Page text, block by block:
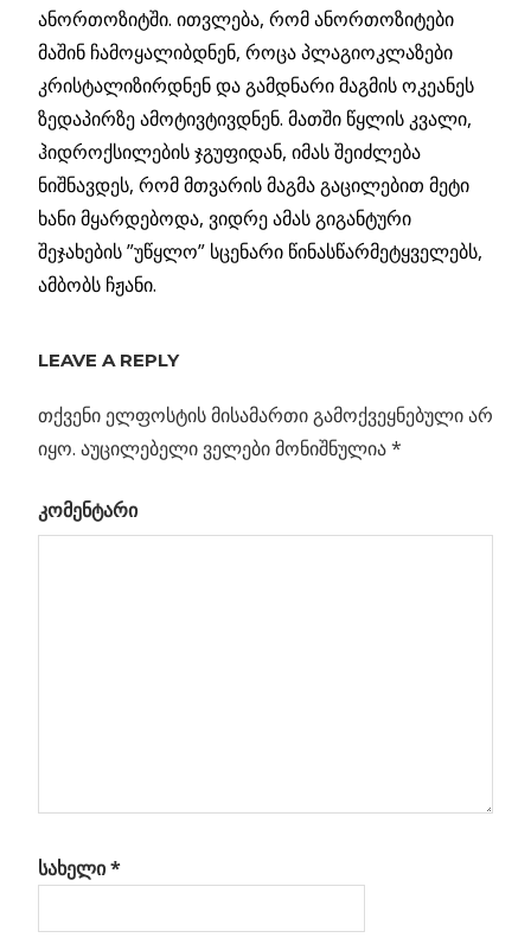
ანორთოზიტში. ითვლება, რომ ანორთოზიტები
მაშინ ჩამოყალიბდნენ, როცა პლაგიოკლაზები
კრისტალიზირდნენ და გამდნარი მაგმის ოკეანეს
ზედაპირზე ამოტივტივდნენ. მათში წყლის კვალი,
ჰიდროქსილების ჯგუფიდან, იმას შეიძლება
ნიშნავდეს, რომ მთვარის მაგმა გაცილებით მეტი
ხანი მყარდებოდა, ვიდრე ამას გიგანტური
შეჯახების ”უწყლო” სცენარი წინასწარმეტყველებს,
ამბობს ჩჟანი.
ᲧᲝᲕᲔᲚᲗᲕᲘᲡ
პოსტის
Post:
გვატყუებენ?!
LEAVE A REPLY
თქვენი ელფოსტის მისამართი გამოქვეყნებული არ
იყო. აუცილებელი ველები მონიშნულია*
კომენტარი
სახელი*